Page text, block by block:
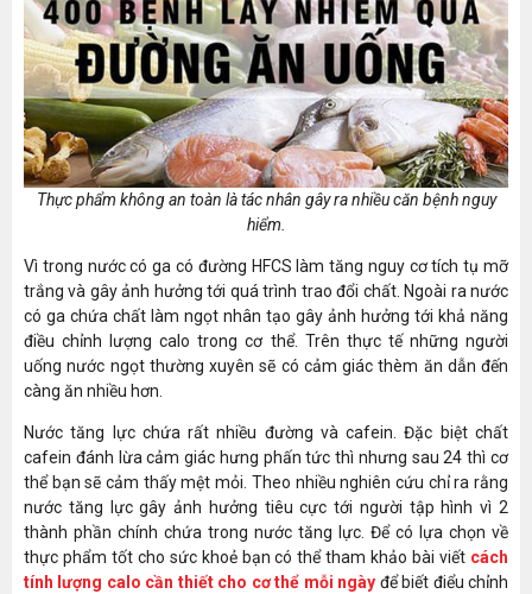
Thực phẩm không an toàn là tác nhân gây ra nhiều căn bệnh nguy
hiểm.
Vì trong nước có ga có đường HFCS làm tăng nguy cơ tích tụ mỡ
trắng và gây ảnh hưởng tới quá trình trao đổi chất. Ngoài ra nước
có ga chứa chất làm ngọt nhân tạo gây ảnh hưởng tới khả năng
điều chỉnh lượng calo trong cơ thể. Trên thực tế những người
uống nước ngọt thường xuyên sẽ có cảm giác thèm ăn dẫn đến
càng ăn nhiều hơn.
Nước tăng lực chứa rất nhiều đường và cafein. Đặc biệt chất
cafein đánh lừa cảm giác hưng phấn tức thì nhưng sau 24 thì cơ
thể bạn sẽ cảm thấy mệt mỏi. Theo nhiều nghiên cứu chỉ ra rằng
nước tăng lực gây ảnh hưởng tiêu cực tới người tập hình vì 2
thành phần chính chứa trong nước tăng lực. Để có lựa chọn về
thực phẩm tốt cho sức khoẻ bạn có thể tham khảo bài viết cách
tính lượng calo cần thiết cho cơ thể mỗi ngày để biết điểu chỉnh